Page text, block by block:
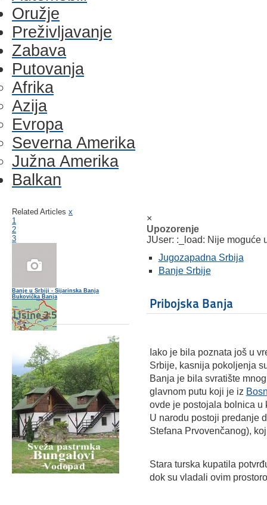
Oružje
Preživljavanje
Zabava
Putovanja
Afrika
Azija
Evropa
Severna Amerika
Južna Amerika
Balkan
Related Articles x
1
2
3
Banje u Srbiji - Sijarinska Banja
Bukovička Banja
Jošanička Banja
Lisine 2.5
×
Upozorenje
JUser: :_load: Nije moguće
Jugozapadna Srbija
Banje Srbije
Pribojska Banja
Iako je bila poznata još u
Srbije, kasnija pokoljenja
Banja je bila svratište
glavnom putu koji je iz
ovde je postojala bolnica u
U narodu postoji predanje
Stefana Prvovenčanog),
Stara turska kupatila
dok su vladali ovim